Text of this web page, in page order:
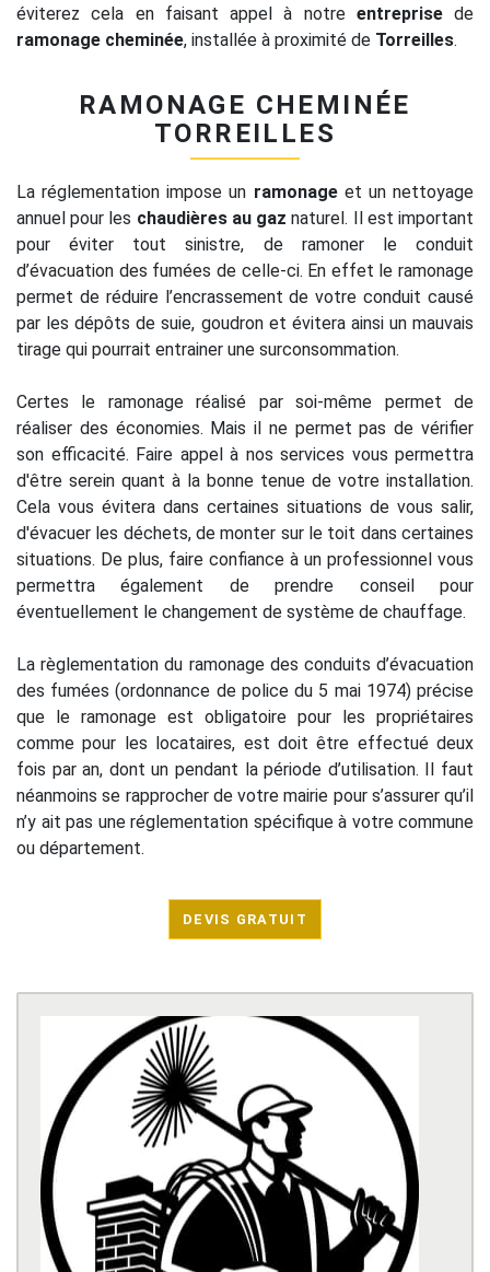
éviterez cela en faisant appel à notre entreprisede
ramonage cheminée, installée à proximité de Torreilles.
RAMONAGE CHEMINÉE
TORREILLES
La réglementation impose un ramonageet un nettoyage
annuel pour les chaudières au gaz naturel. Il est important
pour éviter tout sinistre, de ramoner le conduit
d’évacuation des fumées de celle-ci. En effet le ramonage
permet de réduire l’encrassement de votre conduit causé
par les dépôts de suie, goudron et évitera ainsi un mauvais
tirage qui pourrait entrainer une surconsommation.
Certes le ramonage réalisé par soi-même permet de
réaliser des économies. Mais il ne permet pas de vérifier
son efficacité. Faire appel à nos services vous permettra
d'être serein quant à la bonne tenue de votre installation.
Cela vous évitera dans certaines situations de vous salir,
d'évacuer les déchets, de monter sur le toit dans certaines
situations. De plus, faire confiance à un professionnel vous
permettra également de prendre conseil pour
éventuellement le changement de système de chauffage.
La règlementation du ramonage des conduits d’évacuation
des fumées (ordonnance de police du 5 mai 1974) précise
que le ramonage est obligatoire pour les propriétaires
comme pour les locataires, est doit être effectué deux
fois par an, dont un pendant la période d’utilisation. Il faut
néanmoins se rapprocher de votre mairie pour s’assurer qu’il
n’y ait pas une réglementation spécifique à votre commune
ou département.
DEVIS GRATUIT